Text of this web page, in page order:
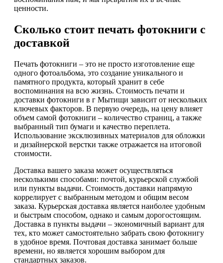
ценности.
Сколько стоит печать фотокниги с
доставкой
Печать фотокниги – это не просто изготовление еще
одного фотоальбома, это создание уникального и
памятного продукта, который хранит в себе
воспоминания на всю жизнь. Стоимость печати и
доставки фотокниги в г Мытищи зависит от нескольких
ключевых факторов. В первую очередь, на цену влияет
объем самой фотокниги – количество страниц, а также
выбранный тип бумаги и качество переплета.
Использование эксклюзивных материалов для обложки
и дизайнерской верстки также отражается на итоговой
стоимости.
Доставка вашего заказа может осуществляться
несколькими способами: почтой, курьерской службой
или пункты выдачи. Стоимость доставки напрямую
коррелирует с выбранным методом и общим весом
заказа. Курьерская доставка является наиболее удобным
и быстрым способом, однако и самым дорогостоящим.
Доставка в пункты выдачи – экономичный вариант для
тех, кто может самостоятельно забрать свою фотокнигу
в удобное время. Почтовая доставка занимает больше
времени, но является хорошим выбором для
стандартных заказов.